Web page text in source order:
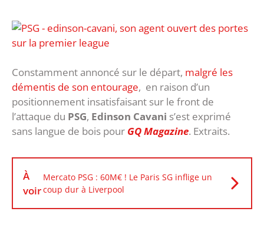
Constamment annoncé sur le départ, malgré les
démentis de son entourage, en raison d’un
positionnement insatisfaisant sur le front de
l’attaque du PSG, Edinson Cavani s’est exprimé
sans langue de bois pour GQ Magazine. Extraits.
À
voir
Mercato PSG : 60M€ ! Le Paris SG inflige un
coup dur à Liverpool